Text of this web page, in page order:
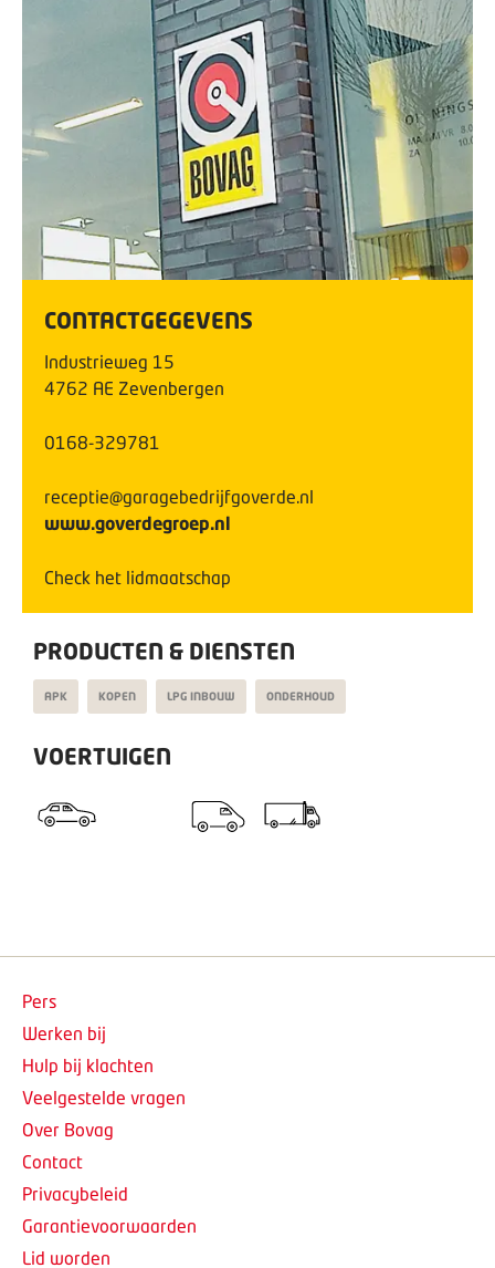
CONTACTGEGEVENS
Industrieweg 15
4762 AE Zevenbergen
0168-329781
receptie@garagebedrijfgoverde.nl
www.goverdegroep.nl
Check het lidmaatschap
PRODUCTEN & DIENSTEN
APK KOPEN LPG INBOUW ONDERHOUD
VOERTUIGEN
Pers
Werken bij
Hulp bij klachten
Veelgestelde vragen
Over Bovag
Contact
Privacybeleid
Garantievoorwaarden
Lid worden